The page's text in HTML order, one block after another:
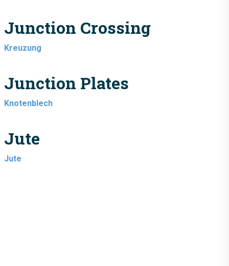
Junction Crossing
Kreuzung
Junction Plates
Knotenblech
Jute
Jute